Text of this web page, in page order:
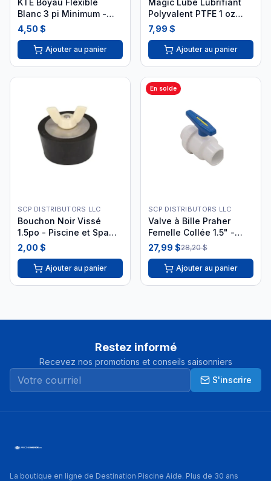
KTE Boyau Flexible
Blanc 3 pi Minimum -
Plomberie Piscine KTE-
56-2001
4,50 $
Ajouter au panier
Magic Lube Lubrifiant
Polyvalent PTFE 1 oz
#630
7,99 $
Ajouter au panier
SCP DISTRIBUTORS LLC
Bouchon Noir Vissé
1.5po - Piscine et Spa
844268011626
2,00 $
Ajouter au panier
En solde
SCP DISTRIBUTORS LLC
Valve à Bille Praher
Femelle Collée 1.5" -
Union Standard| 150-010
i26
27,99 $28,20 $
Ajouter au panier
Restez informé
Recevez nos promotions et conseils saisonniers
S'inscrire
La boutique en ligne de Destination Piscine Aide. Plus de 30 ans